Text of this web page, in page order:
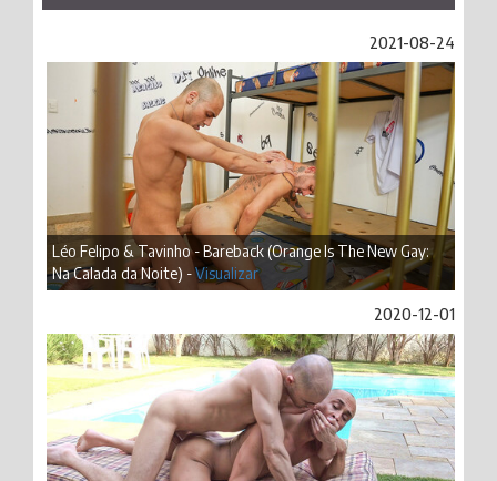
2021-08-24
Léo Felipo & Tavinho - Bareback (Orange Is The New Gay:
Na Calada da Noite) -Visualizar
2020-12-01